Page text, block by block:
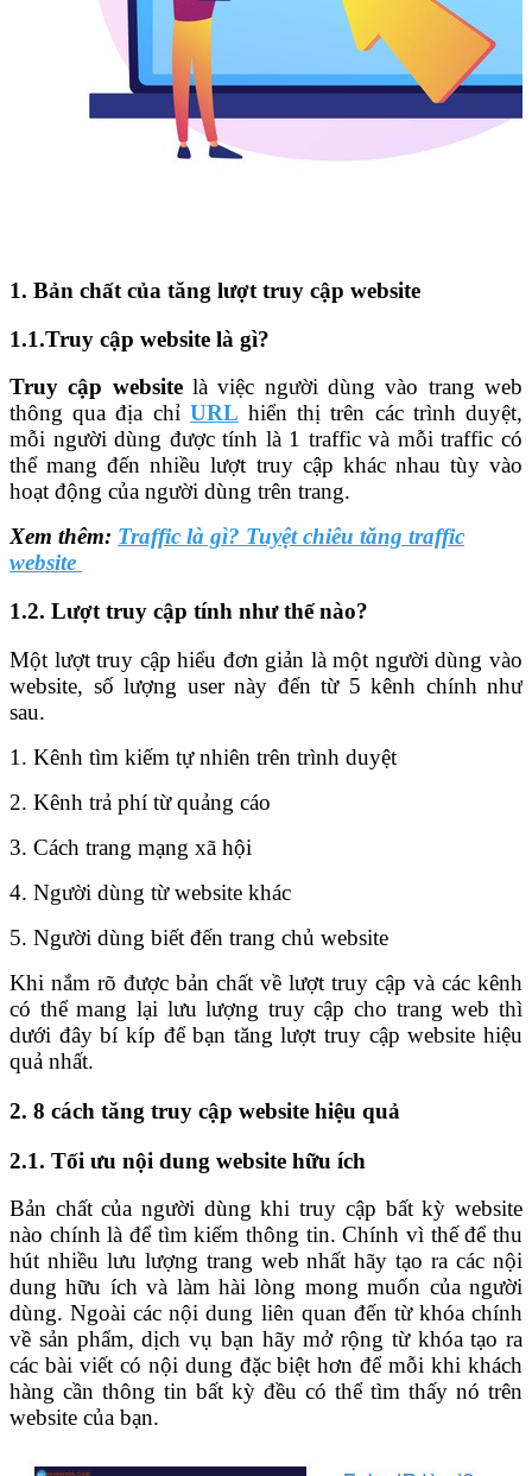
1. Bản chất của tăng lượt truy cập website
1.1.Truy cập website là gì?
Truy cập websitelà việc người dùng vào trang web
thông qua địa chỉ URL hiển thị trên các trình duyệt,
mỗi người dùng được tính là 1 traffic và mỗi traffic có
thể mang đến nhiều lượt truy cập khác nhau tùy vào
hoạt động của người dùng trên trang.
Xem thêm: Traffic là gì? Tuyệt chiêu tăng traffic
website
1.2. Lượt truy cập tính như thế nào?
Một lượt truy cập hiểu đơn giản là một người dùng vào
website, số lượng user này đến từ 5 kênh chính như
sau.
1. Kênh tìm kiếm tự nhiên trên trình duyệt
2. Kênh trả phí từ quảng cáo
3. Cách trang mạng xã hội
4. Người dùng từ website khác
5. Người dùng biết đến trang chủ website
Khi nắm rõ được bản chất về lượt truy cập và các kênh
có thể mang lại lưu lượng truy cập cho trang web thì
dưới đây bí kíp để bạn tăng lượt truy cập website hiệu
quả nhất.
2. 8 cách tăng truy cập website hiệu quả
2.1. Tối ưu nội dung website hữu ích
Bản chất của người dùng khi truy cập bất kỳ website
nào chính là để tìm kiếm thông tin. Chính vì thế để thu
hút nhiều lưu lượng trang web nhất hãy tạo ra các nội
dung hữu ích và làm hài lòng mong muốn của người
dùng. Ngoài các nội dung liên quan đến từ khóa chính
về sản phẩm, dịch vụ bạn hãy mở rộng từ khóa tạo ra
các bài viết có nội dung đặc biệt hơn để mỗi khi khách
hàng cần thông tin bất kỳ đều có thể tìm thấy nó trên
website của bạn.